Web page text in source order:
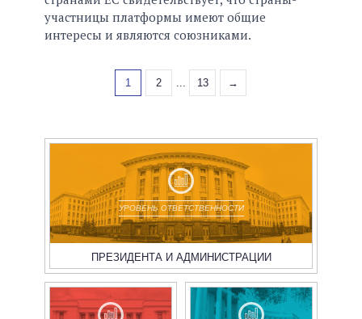
участницы платформы имеют общие
интересы и являются союзниками.
1 2 13 →
УРОВЕНЬ ОТВЕТСТВЕННОСТИ
ПРЕЗИДЕНТА И АДМИНИСТРАЦИИ